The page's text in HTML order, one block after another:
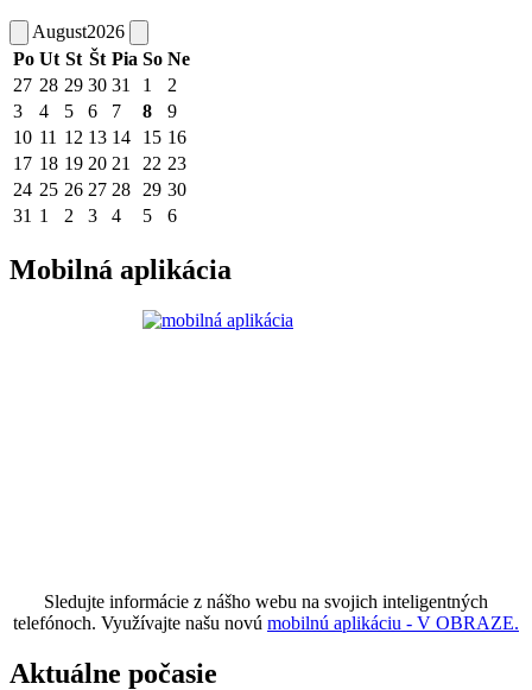
August2026
Po Ut St Št Pia So Ne
27 28 29 30 31 1
2
3
4 5 6 7 8
9
10 11 12 13 14 15 16
17 18 19 20 21 22 23
24 25 26 27 28 29 30
31 1 2 3 4 5 6
Mobilná aplikácia
Sledujte informácie z nášho webu na svojich inteligentných
telefónoch. Využívajte našu novú mobilnú aplikáciu - V OBRAZE.
Aktuálne počasie